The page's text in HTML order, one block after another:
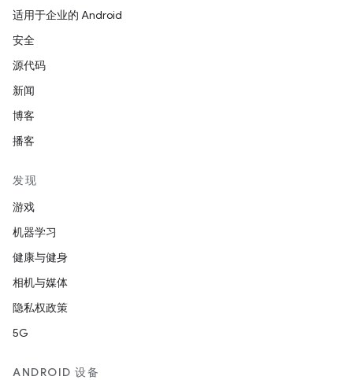
适用于企业的 Android
安全
源代码
新闻
博客
播客
发现
游戏
机器学习
健康与健身
相机与媒体
隐私权政策
5G
ANDROID 设备